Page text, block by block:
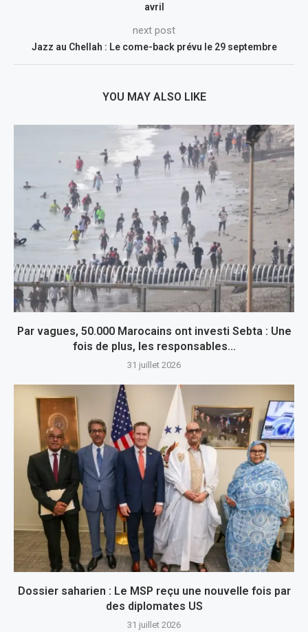
avril
next post
Jazz au Chellah : Le come-back prévu le 29 septembre
YOU MAY ALSO LIKE
Par vagues, 50.000 Marocains ont investi Sebta : Une
fois de plus, les responsables...
31 juillet 2026
Dossier saharien : Le MSP reçu une nouvelle fois par
des diplomates US
31 juillet 2026